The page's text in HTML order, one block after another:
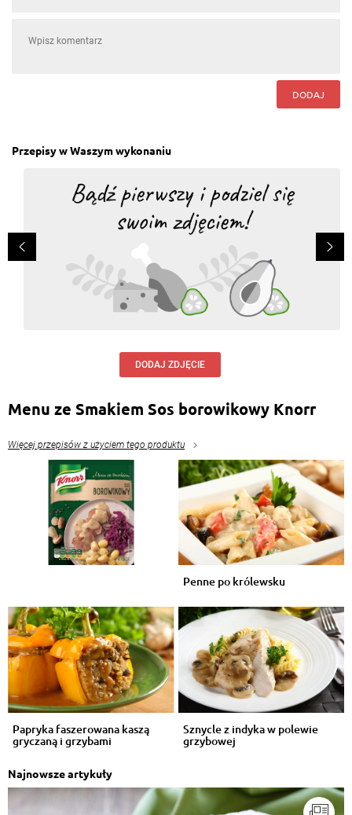
DODAJ
Przepisy w Waszym wykonaniu
DODAJ ZDJĘCIE
Menu ze Smakiem Sos borowikowy Knorr
Więcej przepisów z użyciem tego produktu
Penne po królewsku
Papryka faszerowana kaszą
gryczaną i grzybami
Sznycle z indyka w polewie
grzybowej
Najnowsze artykuły